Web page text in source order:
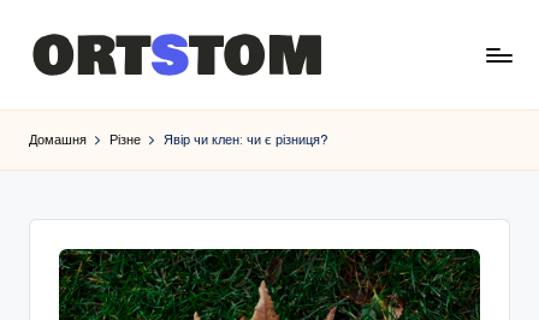
Домашня Різне Явір чи клен: чи є різниця?